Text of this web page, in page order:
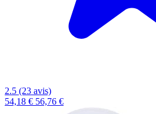
2.5 (23 avis)
54,18 € 56,76 €